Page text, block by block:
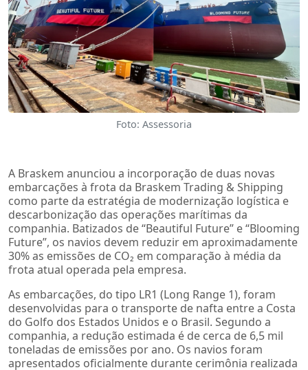
Foto: Assessoria
A Braskem anunciou a incorporação de duas novas
embarcações à frota da Braskem Trading & Shipping
como parte da estratégia de modernização logística e
descarbonização das operações marítimas da
companhia. Batizados de “Beautiful Future” e “Blooming
Future”, os navios devem reduzir em aproximadamente
30% as emissões de CO₂ em comparação à média da
frota atual operada pela empresa.
As embarcações, do tipo LR1 (Long Range 1), foram
desenvolvidas para o transporte de nafta entre a Costa
do Golfo dos Estados Unidos e o Brasil. Segundo a
companhia, a redução estimada é de cerca de 6,5 mil
toneladas de emissões por ano. Os navios foram
apresentados oficialmente durante cerimônia realizada